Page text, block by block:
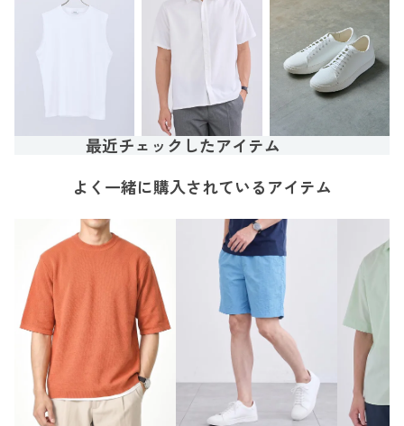
最近チェックしたアイテム
よく一緒に購入されているアイテム